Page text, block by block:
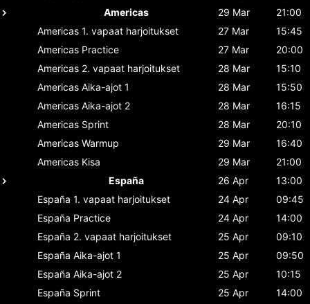
Americas
29 Mar
21:00
Americas 1. vapaat harjoitukset 27 Mar
15:45
Americas Practice 27 Mar
20:00
Americas 2. vapaat harjoitukset 28 Mar
15:10
Americas Aika-ajot 1 28 Mar
15:50
Americas Aika-ajot 2 28 Mar
16:15
Americas Sprint 28 Mar
20:10
Americas Warmup 29 Mar
16:40
Americas Kisa 29 Mar
21:00
España
26 Apr
13:00
España 1. vapaat harjoitukset 24 Apr
09:45
España Practice 24 Apr
14:00
España 2. vapaat harjoitukset 25 Apr
09:10
España Aika-ajot 1 25 Apr
09:50
España Aika-ajot 2 25 Apr
10:15
España Sprint 25 Apr
14:00